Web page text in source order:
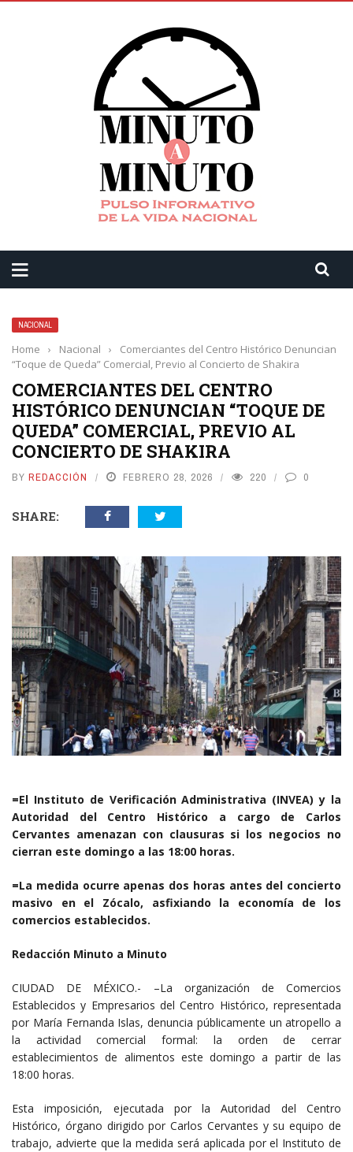
NACIONAL
Home › Nacional ›
Comerciantes del Centro Histórico Denuncian
“Toque de Queda” Comercial, Previo al Concierto de Shakira
COMERCIANTES DEL CENTRO
HISTÓRICO DENUNCIAN “TOQUE DE
QUEDA” COMERCIAL, PREVIO AL
CONCIERTO DE SHAKIRA
BY REDACCIÓN FEBRERO 28, 2026 220 0
SHARE:
=El Instituto de Verificación Administrativa (INVEA) y la
Autoridad del Centro Histórico a cargo de Carlos
Cervantes amenazan con clausuras si los negocios no
cierran este domingo a las 18:00 horas.
=La medida ocurre apenas dos horas antes del concierto
masivo en el Zócalo, asfixiando la economía de los
comercios establecidos.
Redacción Minuto a Minuto
CIUDAD DE MÉXICO.- –La organización de Comercios
Establecidos y Empresarios del Centro Histórico, representada
por María Fernanda Islas, denuncia públicamente un atropello a
la actividad comercial formal: la orden de cerrar
establecimientos de alimentos este domingo a partir de las
18:00 horas.
Esta imposición, ejecutada por la Autoridad del Centro
Histórico, órgano dirigido por Carlos Cervantes y su equipo de
trabajo, advierte que la medida será aplicada por el Instituto de